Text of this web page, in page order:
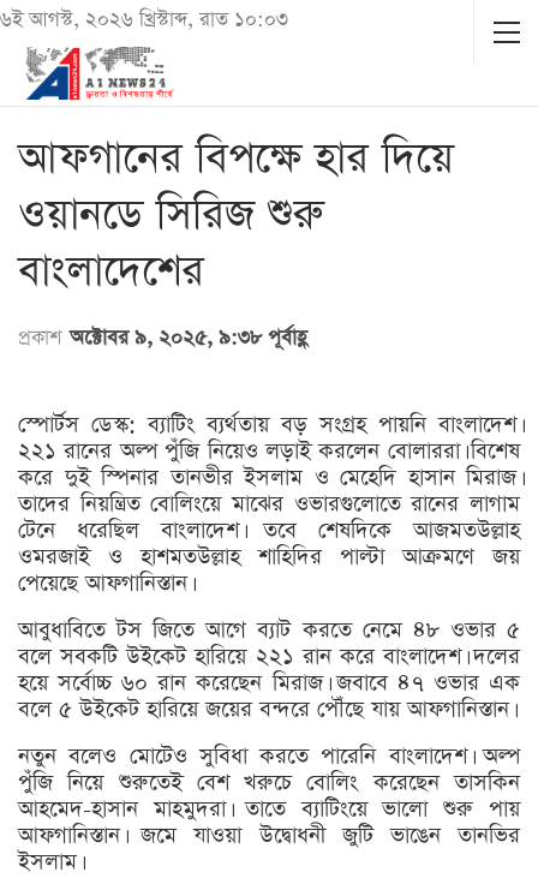
৬ই আগস্ট, ২০২৬ খ্রিস্টাব্দ, রাত ১০:০৩
আফগানের বিপক্ষে হার দিয়ে
ওয়ানডে সিরিজ শুরু
বাংলাদেশের
প্রকাশ অক্টোবর ৯, ২০২৫, ৯:৩৮ পূর্বাহ্ণ
স্পোর্টস ডেস্ক: ব্যাটিং ব্যর্থতায় বড় সংগ্রহ পায়নি বাংলাদেশ।
২২১ রানের অল্প পুঁজি নিয়েও লড়াই করলেন বোলাররা। বিশেষ
করে দুই স্পিনার তানভীর ইসলাম ও মেহেদি হাসান মিরাজ।
তাদের নিয়ন্ত্রিত বোলিংয়ে মাঝের ওভারগুলোতে রানের লাগাম
টেনে ধরেছিল বাংলাদেশ। তবে শেষদিকে আজমতউল্লাহ
ওমরজাই ও হাশমতউল্লাহ শাহিদির পাল্টা আক্রমণে জয়
পেয়েছে আফগানিস্তান।
আবুধাবিতে টস জিতে আগে ব্যাট করতে নেমে ৪৮ ওভার ৫
বলে সবকটি উইকেট হারিয়ে ২২১ রান করে বাংলাদেশ। দলের
হয়ে সর্বোচ্চ ৬০ রান করেছেন মিরাজ। জবাবে ৪৭ ওভার এক
বলে ৫ উইকেট হারিয়ে জয়ের বন্দরে পৌঁছে যায় আফগানিস্তান।
নতুন বলেও মোটেও সুবিধা করতে পারেনি বাংলাদেশ। অল্প
পুঁজি নিয়ে শুরুতেই বেশ খরুচে বোলিং করেছেন তাসকিন
আহমেদ-হাসান মাহমুদরা। তাতে ব্যাটিংয়ে ভালো শুরু পায়
আফগানিস্তান। জমে যাওয়া উদ্বোধনী জুটি ভাঙেন তানভির
ইসলাম।